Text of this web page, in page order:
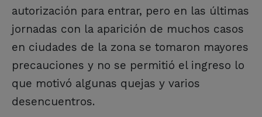
autorización para entrar, pero en las últimas
jornadas con la aparición de muchos casos
en ciudades de la zona se tomaron mayores
precauciones y no se permitió el ingreso lo
que motivó algunas quejas y varios
desencuentros.